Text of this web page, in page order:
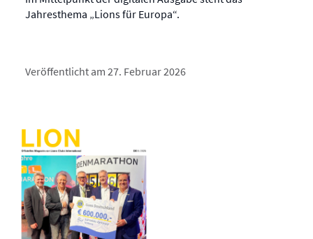
Jahresthema „Lions für Europa“.
Veröffentlicht am 27. Februar 2026